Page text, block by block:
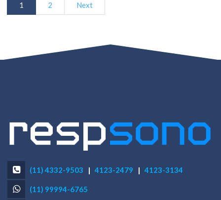
1 2 Next
(11) 4332-9503 | 4123-2479 | 4123-3134
(11) 99994-6765